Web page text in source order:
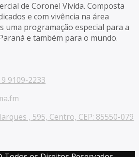
de Coronel Vivida. Composta
e com vivência na área
uma programação especial para a
e também para o mundo.
9109-2233
, 595, Centro, CEP: 85550-079